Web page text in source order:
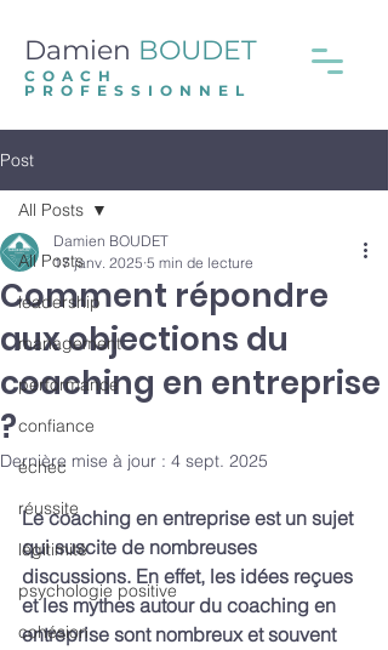
Damien BOUDET
COACH
PROFESSIONNEL
Post
All Posts
leadership
management
performance
confiance
échec
réussite
légitimité
psychologie positive
cohésion
All Posts
Comment répondre
aux objections du
coaching en entreprise
?
Damien BOUDET
17 janv. 2025 5 min de lecture
Dernière mise à jour : 4 sept. 2025
Le coaching en entreprise est un sujet
qui suscite de nombreuses
discussions. En effet, les idées reçues
et les mythes autour du coaching en
entreprise sont nombreux et souvent